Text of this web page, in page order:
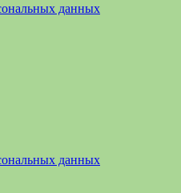
данных
данных